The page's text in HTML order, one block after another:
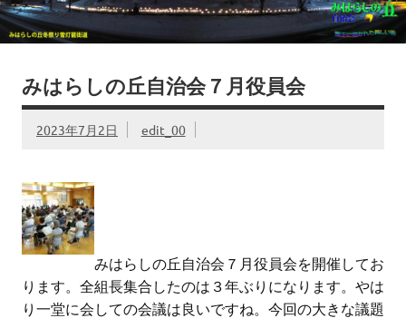
みはらしの丘自治会７月役員会
2023年7月2日 edit_00
みはらしの丘自治会７月役員会を開催してお
ります。全組長集合したのは３年ぶりになります。やは
り一堂に会しての会議は良いですね。今回の大きな議題